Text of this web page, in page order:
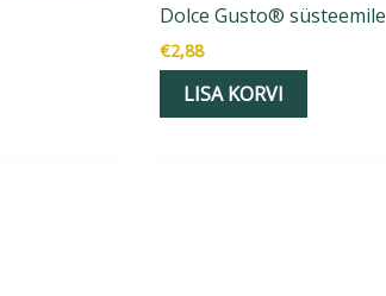
Dolce Gusto® süsteemile
€2,88
LISA KORVI